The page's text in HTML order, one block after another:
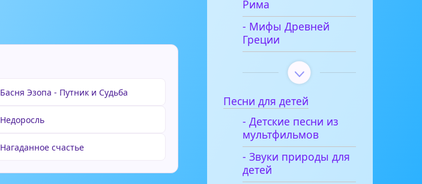
Басня Эзопа - Путник и Судьба
Недоросль
Нагаданное счастье
Рима
- Мифы Древней
Греции
Песни для детей
- Детские песни из
мультфильмов
- Звуки природы для
детей